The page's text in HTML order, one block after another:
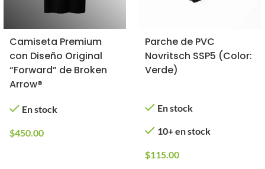
Camiseta Premium
con Diseño Original
“Forward” de Broken
Arrow®
En stock
$450.00
Parche de PVC
Novritsch SSP5 (Color:
Verde)
En stock
10+ en stock
$115.00